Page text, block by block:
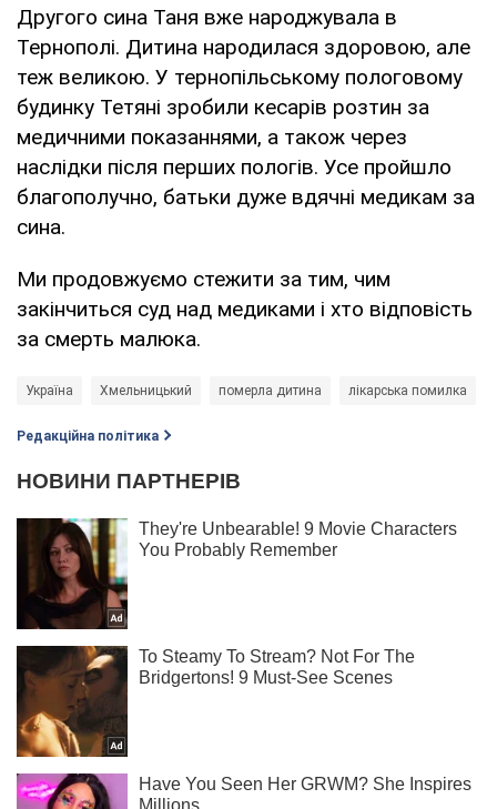
Другого сина Таня вже народжувала в
Тернополі. Дитина народилася здоровою, але
теж великою. У тернопільському пологовому
будинку Тетяні зробили кесарів розтин за
медичними показаннями, а також через
наслідки після перших пологів. Усе пройшло
благополучно, батьки дуже вдячні медикам за
сина.
Ми продовжуємо стежити за тим, чим
закінчиться суд над медиками і хто відповість
за смерть малюка.
Україна Хмельницький померла дитина лікарська помилка
Редакційна політика